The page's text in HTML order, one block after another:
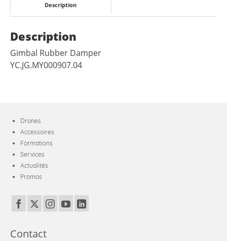
Description
Description
Gimbal Rubber Damper
YC.JG.MY000907.04
Drones
Accessoires
Formations
Services
Actualités
Promos
Contact